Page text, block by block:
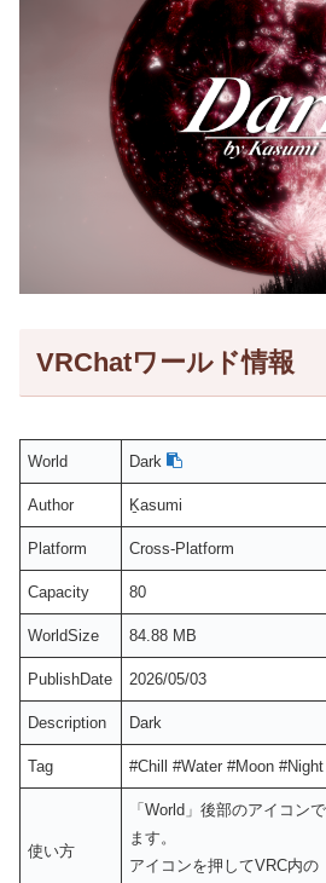
VRChatワールド情報
World Dark
Author Ḵasumi
Platform Cross-Platform
Capacity 80
WorldSize 84.88 MB
PublishDate 2026/05/03
Description Dark
Tag #Chill #Water #Moon
使い方
「World」後部のアイコン
ます。
アイコンを押してVRC内